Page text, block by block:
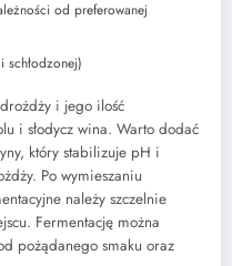
od preferowanej
i jego ilość
i słodycz wina. Warto dodać
który stabilizuje pH i
Po wymieszaniu
należy szczelnie
Fermentację można
pożądanego smaku oraz